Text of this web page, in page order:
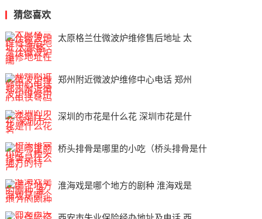
猜您喜欢
太原格兰仕微波炉维修售后地址 太
郑州附近微波炉维修中心电话 郑州
深圳的市花是什么花 深圳市花是什
桥头排骨是哪里的小吃（桥头排骨是什
淮海戏是哪个地方的剧种 淮海戏是